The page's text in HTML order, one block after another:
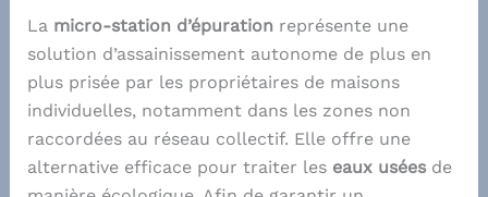
La micro-station d’épuration représente une
solution d’assainissement autonome de plus en
plus prisée par les propriétaires de maisons
individuelles, notamment dans les zones non
raccordées au réseau collectif. Elle offre une
alternative efficace pour traiter les eaux uséesde